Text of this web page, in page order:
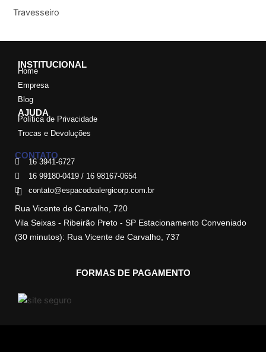
Travesseiro
INSTITUCIONAL
Home
Empresa
Blog
AJUDA
Política de Privacidade
Trocas e Devoluções
CONTATO
16 3941-6727
16 99180-0419 / 16 98167-0654
contato@espacodoalergicorp.com.br
Rua Vicente de Carvalho, 720
Vila Seixas - Ribeirão Preto - SP Estacionamento Conveniado
(30 minutos): Rua Vicente de Carvalho, 737
FORMAS DE PAGAMENTO